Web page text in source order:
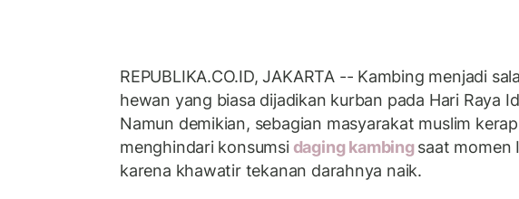
REPUBLIKA.CO.ID, JAKARTA -- Kambing menjadi
hewan yang biasa dijadikan kurban pada Hari Raya
Namun demikian, sebagian masyarakat muslim kerap
menghindari konsumsidaging kambingsaat momen
karena khawatir tekanan darahnya naik.